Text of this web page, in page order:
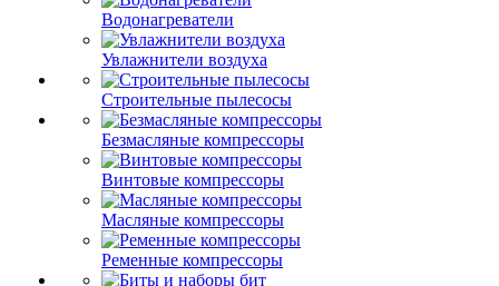
Водонагреватели
Увлажнители воздуха
Строительные пылесосы
Безмасляные компрессоры
Винтовые компрессоры
Масляные компрессоры
Ременные компрессоры